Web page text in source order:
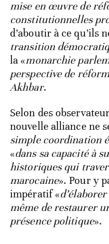
mise en œuvre de
constitutionnelles
d’aboutir à ce qu’ils
transition
la «monarchie
perspective de
Akhbar.
Selon des
nouvelle alliance ne
simple coordination
«dans sa capacité à
historiques qui
marocaine». Pour y
impératif «
même de restaurer
présence politique».